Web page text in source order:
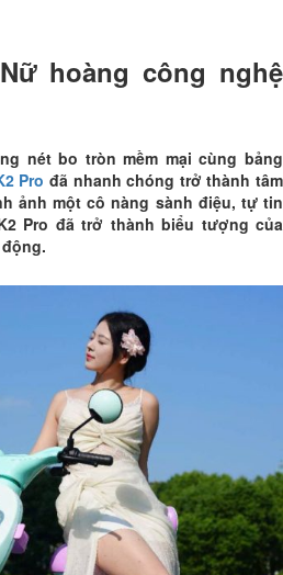
hoàng công nghệ
nét bo tròn mềm mại cùng bảng
Pro đã nhanh chóng trở thành tâm
ảnh một cô nàng sành điệu, tự tin
Pro đã trở thành biểu tượng của